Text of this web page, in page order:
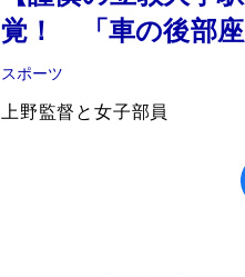
覚！ 「車の後部座
スポーツ
上野監督と女子部員